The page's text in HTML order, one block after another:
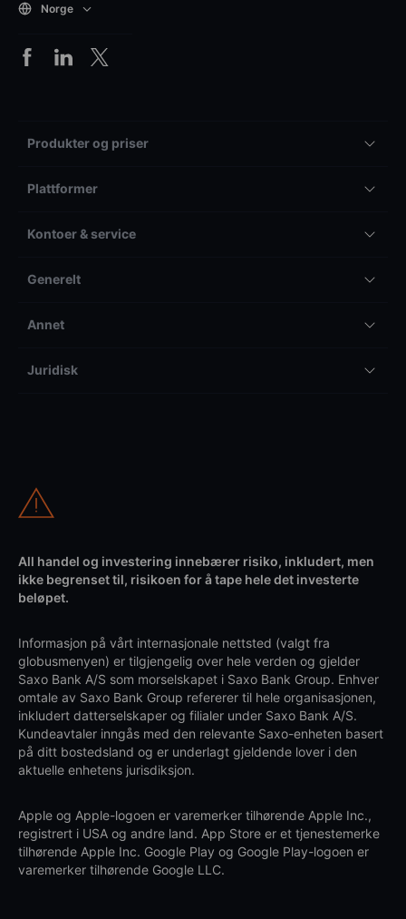
Norge
Produkter og priser
Plattformer
Kontoer & service
Generelt
Annet
Juridisk
All handel og investering innebærer risiko, inkludert, men
ikke begrenset til, risikoen for å tape hele det investerte
beløpet.
Informasjon på vårt internasjonale nettsted (valgt fra
globusmenyen) er tilgjengelig over hele verden og gjelder
Saxo Bank A/S som morselskapet i Saxo Bank Group. Enhver
omtale av Saxo Bank Group refererer til hele organisasjonen,
inkludert datterselskaper og filialer under Saxo Bank A/S.
Kundeavtaler inngås med den relevante Saxo-enheten basert
på ditt bostedsland og er underlagt gjeldende lover i den
aktuelle enhetens jurisdiksjon.
Apple og Apple-logoen er varemerker tilhørende Apple Inc.,
registrert i USA og andre land. App Store er et tjenestemerke
tilhørende Apple Inc. Google Play og Google Play-logoen er
varemerker tilhørende Google LLC.